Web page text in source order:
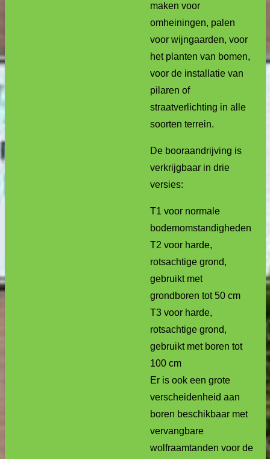
maken voor
omheiningen, palen
voor wijngaarden, voor
het planten van bomen,
voor de installatie van
pilaren of
straatverlichting in alle
soorten terrein.
De booraandrijving is
verkrijgbaar in drie
versies:
T1 voor normale
bodemomstandigheden
T2 voor harde,
rotsachtige grond,
gebruikt met
grondboren tot 50 cm
T3 voor harde,
rotsachtige grond,
gebruikt met boren tot
100 cm
Er is ook een grote
verscheidenheid aan
boren beschikbaar met
vervangbare
wolfraamtanden voor de